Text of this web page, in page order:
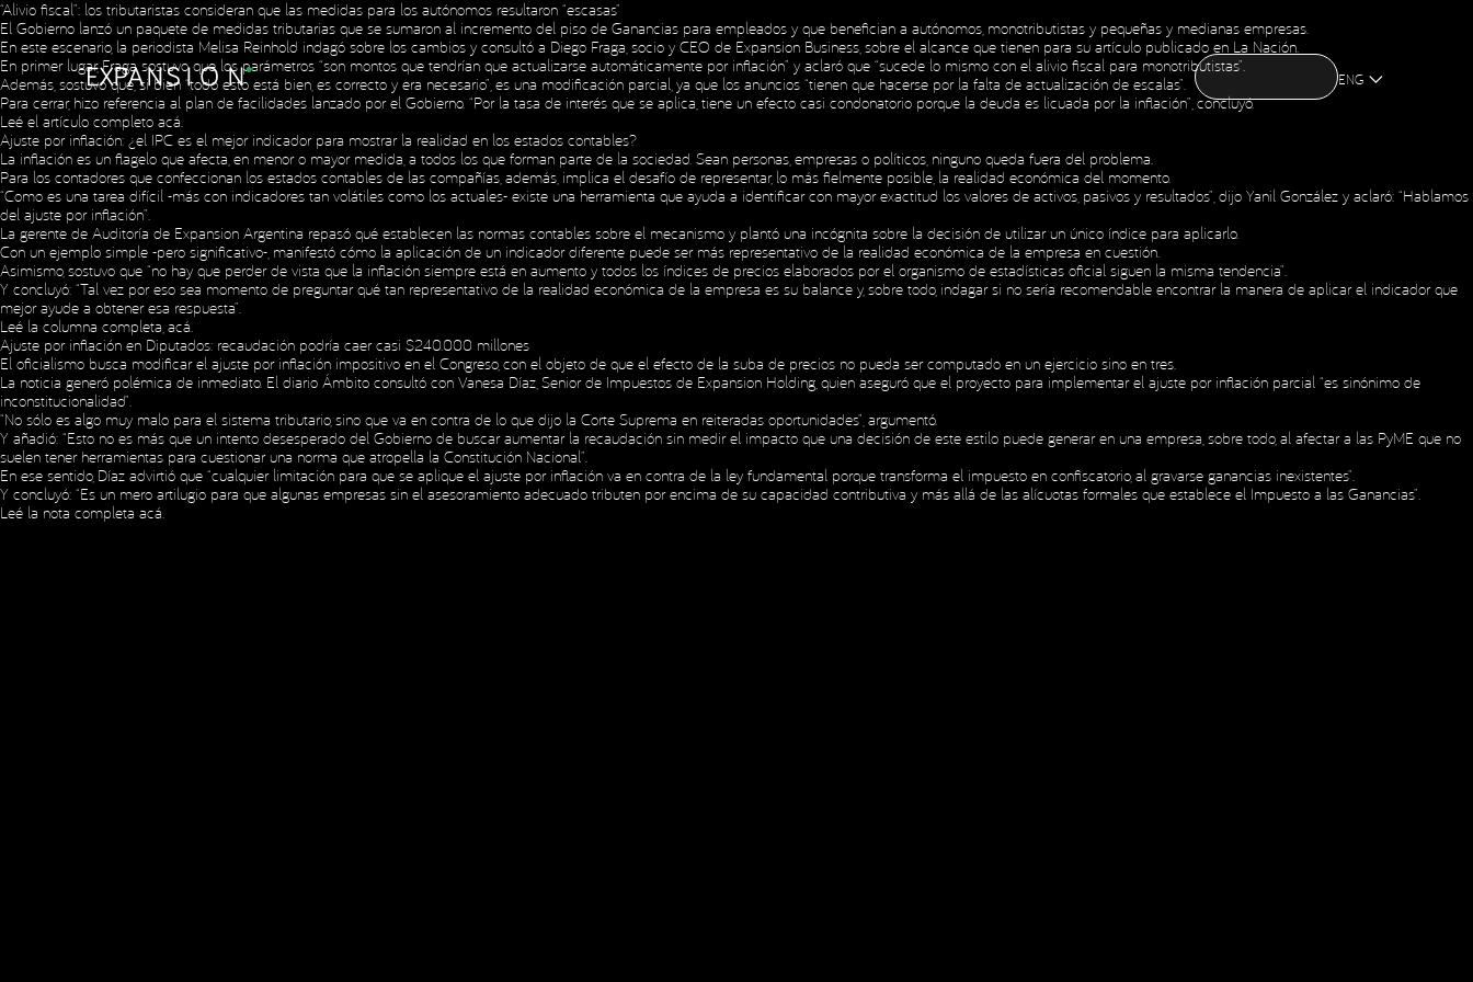
HOME
HOME
ABOUT US
ABOUT US
HOLDING
HOLDING
NEWS
NEWS
CONTACT US
CONTACT US
ENG
“Alivio fiscal”: los tributaristas consideran que las medidas para los autónomos resultaron “escasas”
El Gobierno lanzó un paquete de medidas tributarias que se sumaron al incremento del piso de Ganancias para empleados y que benefician a autónomos, monotributistas y pequeñas y medianas empresas.
En este escenario, la periodista Melisa Reinhold indagó sobre los cambios y consultó a Diego Fraga, socio y CEO de Expansion Business, sobre el alcance que tienen para su artículo publicado en La Nación.
En primer lugar, Fraga sostuvo que los parámetros “son montos que tendrían que actualizarse automáticamente por inflación” y aclaró que “sucede lo mismo con el alivio fiscal para monotributistas”.
Además, sostuvo que, si bien “todo esto está bien, es correcto y era necesario”, es una modificación parcial, ya que los anuncios “tienen que hacerse por la falta de actualización de escalas”.
Para cerrar, hizo referencia al plan de facilidades lanzado por el Gobierno. “Por la tasa de interés que se aplica, tiene un efecto casi condonatorio porque la deuda es licuada por la inflación”, concluyó.
Leé el artículo completo acá.
Ajuste por inflación: ¿el IPC es el mejor indicador para mostrar la realidad en los estados contables?
La inflación es un flagelo que afecta, en menor o mayor medida, a todos los que forman parte de la sociedad. Sean personas, empresas o políticos, ninguno queda fuera del problema.
Para los contadores que confeccionan los estados contables de las compañías, además, implica el desafío de representar, lo más fielmente posible, la realidad económica del momento.
“Como es una tarea difícil -más con indicadores tan volátiles como los actuales- existe una herramienta que ayuda a identificar con mayor exactitud los valores de activos, pasivos y resultados”, dijo Yanil González y aclaró: “Hablamos
del ajuste por inflación”.
La gerente de Auditoría de Expansion Argentina repasó qué establecen las normas contables sobre el mecanismo y plantó una incógnita sobre la decisión de utilizar un único índice para aplicarlo.
Con un ejemplo simple -pero significativo-, manifestó cómo la aplicación de un indicador diferente puede ser más representativo de la realidad económica de la empresa en cuestión.
Asimismo, sostuvo que “no hay que perder de vista que la inflación siempre está en aumento y todos los índices de precios elaborados por el organismo de estadísticas oficial siguen la misma tendencia”.
Y concluyó: “Tal vez por eso sea momento de preguntar qué tan representativo de la realidad económica de la empresa es su balance y, sobre todo, indagar si no sería recomendable encontrar la manera de aplicar el indicador que
mejor ayude a obtener esa respuesta”.
Leé la columna completa, acá.
Ajuste por inflación en Diputados: recaudación podría caer casi $240.000 millones
El oficialismo busca modificar el ajuste por inflación impositivo en el Congreso, con el objeto de que el efecto de la suba de precios no pueda ser computado en un ejercicio sino en tres.
La noticia generó polémica de inmediato. El diario Ámbito consultó con Vanesa Díaz, Senior de Impuestos de Expansion Holding, quien aseguró que el proyecto para implementar el ajuste por inflación parcial “es sinónimo de
inconstitucionalidad”.
“No sólo es algo muy malo para el sistema tributario, sino que va en contra de lo que dijo la Corte Suprema en reiteradas oportunidades”, argumentó.
Y añadió: “Esto no es más que un intento desesperado del Gobierno de buscar aumentar la recaudación sin medir el impacto que una decisión de este estilo puede generar en una empresa, sobre todo, al afectar a las PyME que no
suelen tener herramientas para cuestionar una norma que atropella la Constitución Nacional”.
En ese sentido, Díaz advirtió que “cualquier limitación para que se aplique el ajuste por inflación va en contra de la ley fundamental porque transforma el impuesto en confiscatorio, al gravarse ganancias inexistentes”.
Y concluyó: “Es un mero artilugio para que algunas empresas sin el asesoramiento adecuado tributen por encima de su capacidad contributiva y más allá de las alícuotas formales que establece el Impuesto a las Ganancias”.
Leé la nota completa acá.
Copyright © 2023 Expansion.All rights reserved. Privacy Policy Social Media